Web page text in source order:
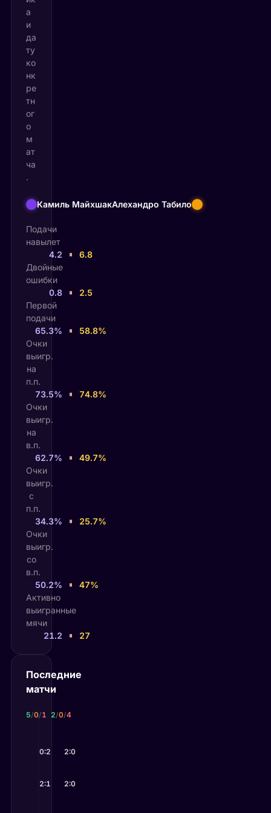
а
и
да
ту
ко
нк
ре
тн
ог
о
м
ат
ча
.
Камиль МайхшакАлехандро Табило
Подачи
навылет
4.2
6.8
Двойные
ошибки
0.8
2.5
Первой
подачи
65.3%
58.8%
Очки
выигр.
на
п.п.
73.5%
74.8%
Очки
выигр.
на
в.п.
62.7%
49.7%
Очки
выигр.
с
п.п.
34.3%
25.7%
Очки
выигр.
со
в.п.
50.2%
47%
Активно
выигранные
мячи
21.2
27
Последние
матчи
Камиль Майхшак
5/0/1
Майхшак—
0:2
Майхшак—
2:1
Алехандро Табило
2/0/4
Марозсан
2:0
Хиджиката
2:0